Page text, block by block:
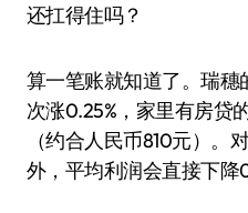
还扛得住吗？
算一笔账就知道了。瑞
次涨0.25%，家里有房贷
（约合人民币810元）。
外，平均利润会直接下降